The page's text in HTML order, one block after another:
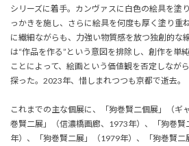
シリーズに着手。カンヴァスに白色の絵具を塗
っかきを施し、さらに絵具を何度も厚く塗り重
に繊細ながらも、力強い物質感を放つ独創的な
は“作品を作る”という意図を排除し、創作を単
ことによって、絵画という価値観を否定しなが
探った。2023年、惜しまれつつも京都で逝去。
これまでの主な個展に、「狗巻賢二個展」（ギ
巻賢二展」（信濃橋画廊、1973年）、「狗巻
年）、「狗巻賢二展」（1979年）、「狗巻賢